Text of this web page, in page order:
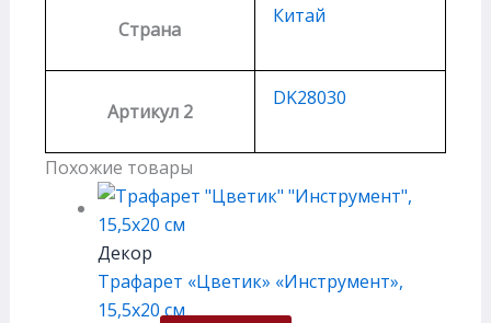
Страна
Китай
Артикул 2
DK28030
Похожие товары
Декор
Трафарет «Цветик» «Инструмент»,
15,5х20 см